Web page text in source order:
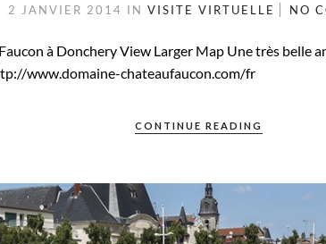
2 JANVIER 2014 INVISITE VIRTUELLE NO
à Donchery View Larger Map Une très belle
www.domaine-chateaufaucon.com/fr
CONTINUE READING